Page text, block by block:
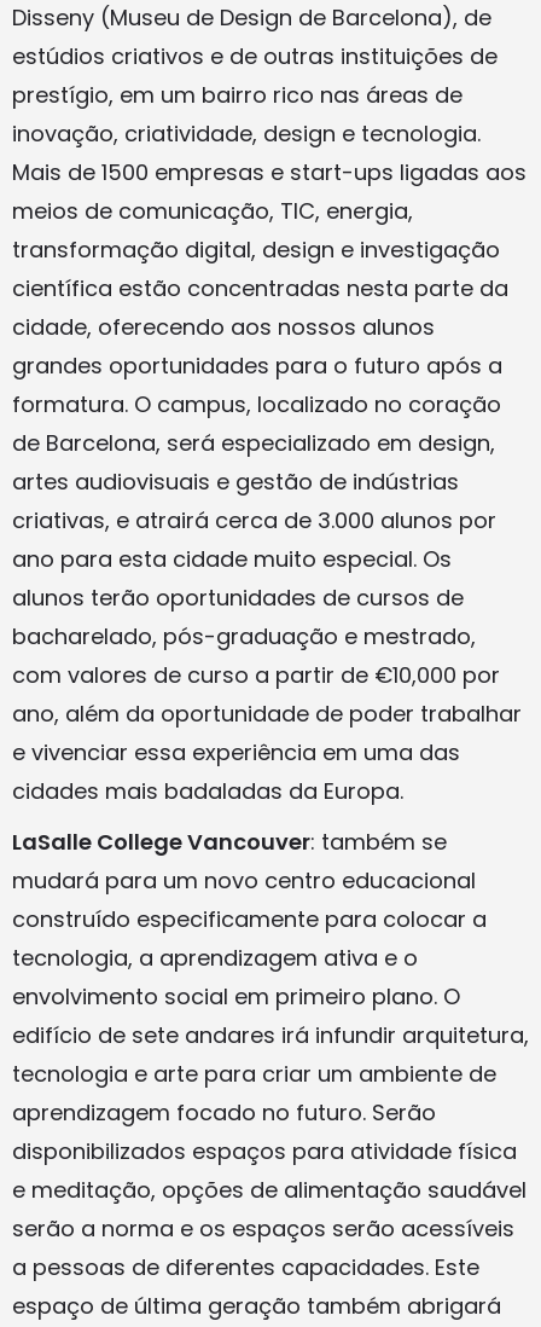
Disseny (Museu de Design de Barcelona), de
estúdios criativos e de outras instituições de
prestígio, em um bairro rico nas áreas de
inovação, criatividade, design e tecnologia.
Mais de 1500 empresas e start-ups ligadas aos
meios de comunicação, TIC, energia,
transformação digital, design e investigação
científica estão concentradas nesta parte da
cidade, oferecendo aos nossos alunos
grandes oportunidades para o futuro após a
formatura. O campus, localizado no coração
de Barcelona, ​​será especializado em design,
artes audiovisuais e gestão de indústrias
criativas, e atrairá cerca de 3.000 alunos por
ano para esta cidade muito especial. Os
alunos terão oportunidades de cursos de
bacharelado, pós-graduação e mestrado,
com valores de curso a partir de €10,000 por
ano, além da oportunidade de poder trabalhar
e vivenciar essa experiência em uma das
cidades mais badaladas da Europa.
LaSalle College Vancouver: também se
mudará para um novo centro educacional
construído especificamente para colocar a
tecnologia, a aprendizagem ativa e o
envolvimento social em primeiro plano. O
edifício de sete andares irá infundir arquitetura,
tecnologia e arte para criar um ambiente de
aprendizagem focado no futuro. Serão
disponibilizados espaços para atividade física
e meditação, opções de alimentação saudável
serão a norma e os espaços serão acessíveis
a pessoas de diferentes capacidades. Este
espaço de última geração também abrigará